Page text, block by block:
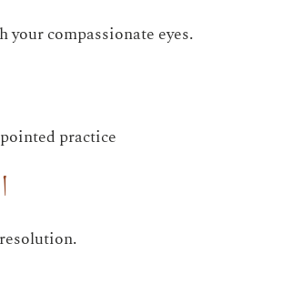
your compassionate eyes.
practice